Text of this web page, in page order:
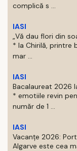
complică s ...
IASI
„Vă dau flori din
* la Chirilă, printre
mar ...
IASI
Bacalaureat 2026
* emotiile revin
număr de 1 ...
IASI
Vacanțe 2026:
Algarve este cea